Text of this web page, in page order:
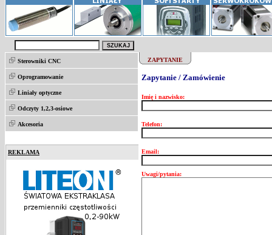
Sterowniki CNC
Oprogramowanie
Liniały optyczne
Odczyty 1,2,3-osiowe
Akcesoria
REKLAMA
ZAPYTANIE
Zapytanie / Zamówienie
Imię i nazwisko:
Telefon:
Email:
Uwagi/pytania: